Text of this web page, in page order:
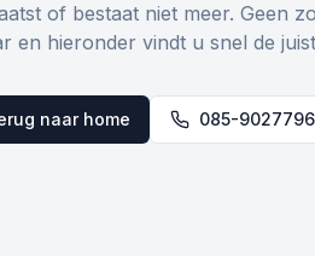
of bestaat niet meer. Geen
en hieronder vindt u snel de
naar home 085-9027796